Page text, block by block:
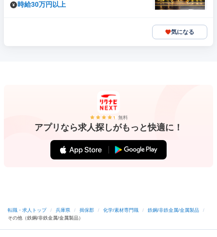
時給30万円以上
気になる
無料
アプリなら求人探しがもっと快適に！
転職・求人トップ / 兵庫県 / 揖保郡 / 化学/素材専門職 / 鉄鋼/非鉄金属/金属製品
/
その他（鉄鋼/非鉄金属/金属製品）